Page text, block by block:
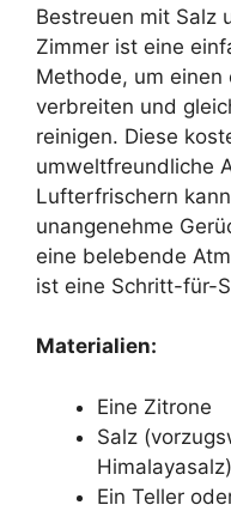
Bestreuen mit Salz
Zimmer ist eine
Methode, um
verbreiten und
reinigen. Diese
umweltfreundliche
Lufterfrischern
unangenehme
eine belebende
ist eine Schritt-für-
Materialien:
Eine Zitrone
Salz
Himalayasalz)
Ein Teller